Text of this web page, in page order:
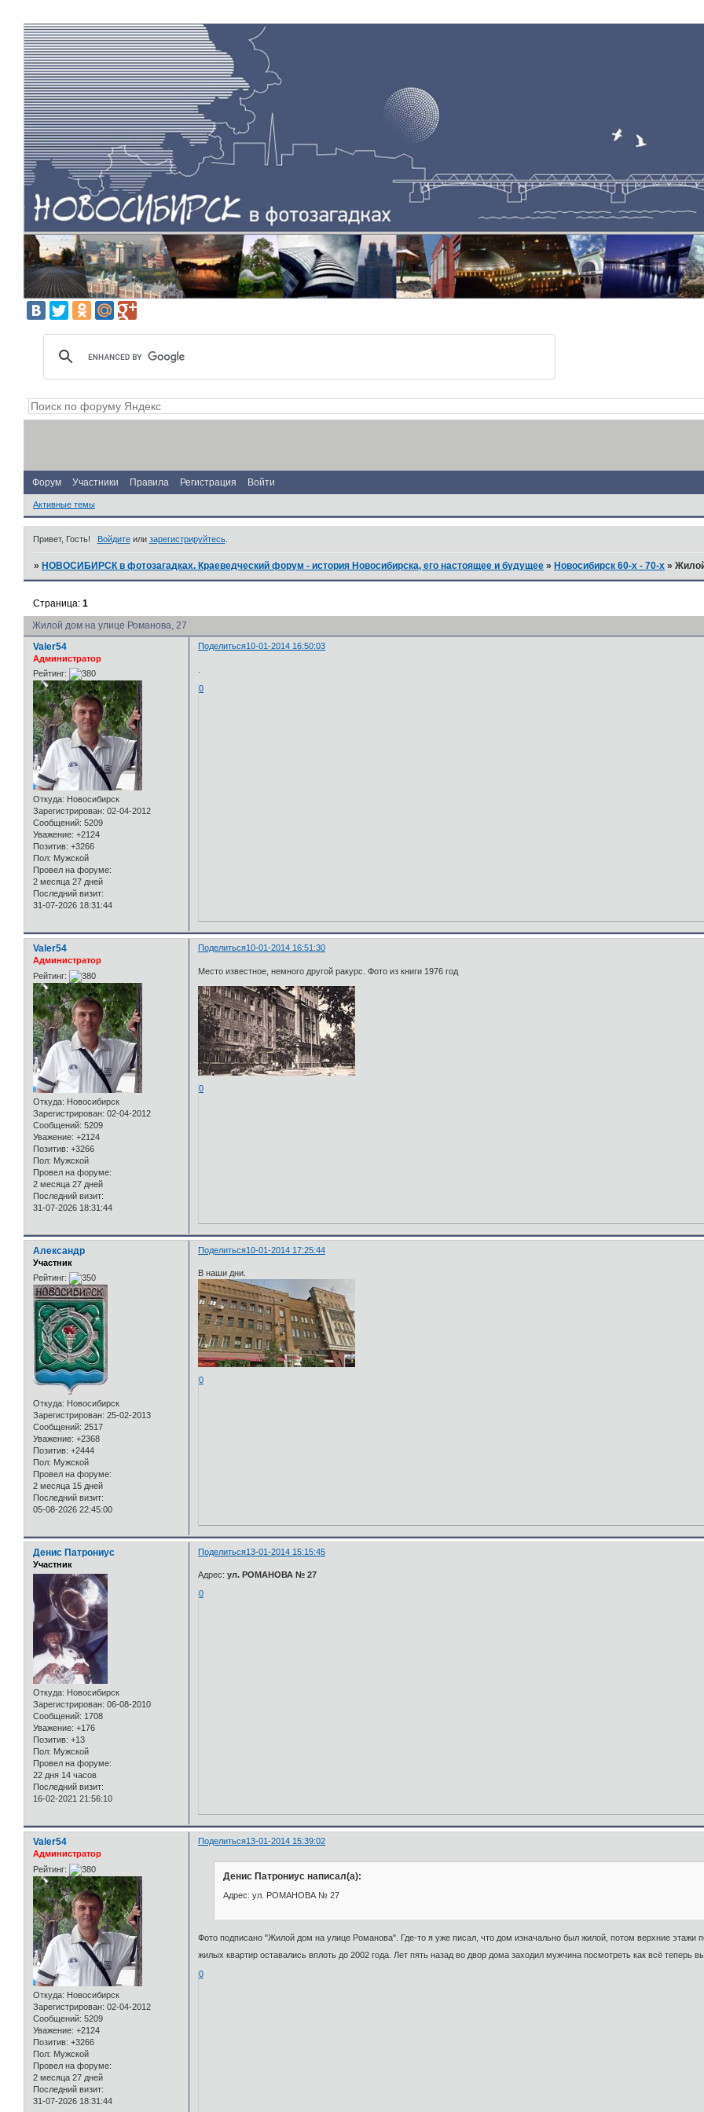
Форум Участники Правила Регистрация Войти
Активные темы
Привет, Гость! Войдитеили зарегистрируйтесь.
»НОВОСИБИРСК в фотозагадках. Краеведческий форум - история Новосибирска, его настоящее и будущее »Новосибирск 60-х - 70-х »
Жилой дом на улице Романова, 27
Страница:1
Поделиться10-01-2014 16:50:03
Valer54
Администратор
Рейтинг:
Откуда: Новосибирск
Зарегистрирован: 02-04-2012
Сообщений: 5209
Уважение: +2124
Позитив: +3266
Пол: Мужской
Провел на форуме:
2 месяца 27 дней
Последний визит:
31-07-2026 18:31:44
0
Поделиться10-01-2014 16:51:30
Valer54
Администратор
Рейтинг:
Откуда: Новосибирск
Зарегистрирован: 02-04-2012
Сообщений: 5209
Уважение: +2124
Позитив: +3266
Пол: Мужской
Провел на форуме:
2 месяца 27 дней
Последний визит:
31-07-2026 18:31:44
Место известное, немного другой ракурс. Фото из книги 1976 год
0
Поделиться10-01-2014 17:25:44
Александр
Участник
Рейтинг:
Откуда: Новосибирск
Зарегистрирован: 25-02-2013
Сообщений: 2517
Уважение: +2368
Позитив: +2444
Пол: Мужской
Провел на форуме:
2 месяца 15 дней
Последний визит:
05-08-2026 22:45:00
В наши дни.
0
Поделиться13-01-2014 15:15:45
Денис Патрониус
Участник
Откуда: Новосибирск
Зарегистрирован: 06-08-2010
Сообщений: 1708
Уважение: +176
Позитив: +13
Пол: Мужской
Провел на форуме:
22 дня 14 часов
Последний визит:
16-02-2021 21:56:10
Адрес:ул. РОМАНОВА № 27
0
Поделиться13-01-2014 15:39:02
Valer54
Администратор
Рейтинг:
Откуда: Новосибирск
Зарегистрирован: 02-04-2012
Сообщений: 5209
Уважение: +2124
Позитив: +3266
Пол: Мужской
Провел на форуме:
2 месяца 27 дней
Последний визит:
31-07-2026 18:31:44
Денис Патрониус написал(а):
Адрес: ул. РОМАНОВА № 27
Фото подписано "Жилой дом на улице Романова". Где-то я уже писал, что дом изначально был жилой, потом верхние этажи
жилых квартир оставались вплоть до 2002 года. Лет пять назад во двор дома заходил мужчина посмотреть как всё теперь
0